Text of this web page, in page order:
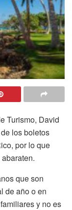
Turismo, David
los boletos
por lo que
que son
de año o en
y no es